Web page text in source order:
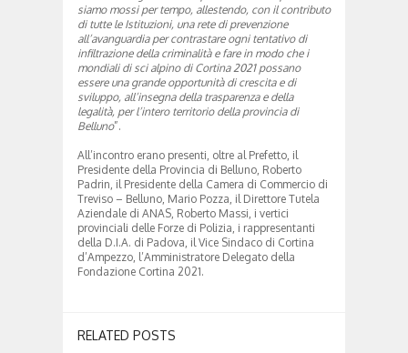
siamo mossi per tempo, allestendo, con il contributo
di tutte le Istituzioni, una rete di prevenzione
all’avanguardia per contrastare ogni tentativo di
infiltrazione della criminalità e fare in modo che i
mondiali di sci alpino di Cortina 2021 possano
essere una grande opportunità di crescita e di
sviluppo, all’insegna della trasparenza e della
legalità, per l’intero territorio della provincia di
Belluno”.
All’incontro erano presenti, oltre al Prefetto, il
Presidente della Provincia di Belluno, Roberto
Padrin, il Presidente della Camera di Commercio di
Treviso – Belluno, Mario Pozza, il Direttore Tutela
Aziendale di ANAS, Roberto Massi, i vertici
provinciali delle Forze di Polizia, i rappresentanti
della D.I.A. di Padova, il Vice Sindaco di Cortina
d’Ampezzo, l’Amministratore Delegato della
Fondazione Cortina 2021.
RELATED POSTS